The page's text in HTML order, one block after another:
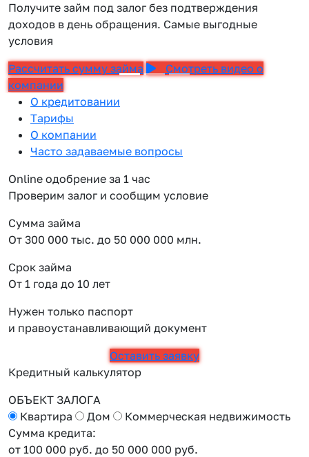
Получите займ под залог без подтверждения
доходов в день обращения. Самые выгодные
условия
Рассчитать сумму займа
Смотреть видео о
компании
О кредитовании
Тарифы
О компании
Часто задаваемые вопросы
Online одобрение за 1 час
Проверим залог и сообщим условие
Сумма займа
От 300 000 тыс. до 50 000 000 млн.
Срок займа
От 1 года до 10 лет
Нужен только паспорт
и правоустанавливающий документ
Оставить заявку
Кредитный калькулятор
ОБЪЕКТ ЗАЛОГА
Квартира
Дом
Коммерческая недвижимость
Сумма кредита:
от 100 000 руб. до 50 000 000 руб.